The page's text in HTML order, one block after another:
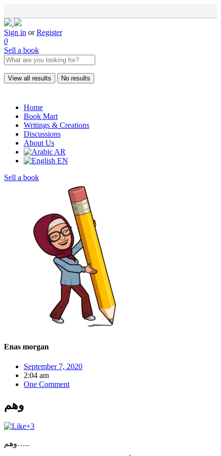
Sign in or Register
0
Sell a book
View all results No results
Home
Book Mart
Writings & Creations
Discussions
About Us
AR
EN
Sell a book
Enas morgan
September 7, 2020
2:04 am
One Comment
وهم
+3
وهم…..